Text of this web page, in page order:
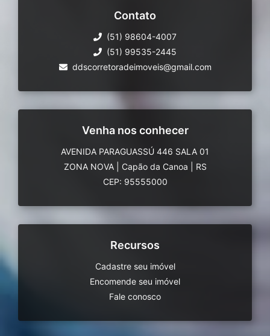
Contato
(51) 98604-4007
(51) 99535-2445
ddscorretoradeimoveis@gmail.com
Venha nos conhecer
AVENIDA PARAGUASSÚ 446 SALA 01
ZONA NOVA
Capão da Canoa
RS
CEP: 95555000
Recursos
Cadastre seu imóvel
Encomende seu imóvel
Fale conosco